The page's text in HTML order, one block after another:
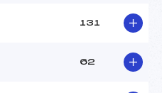
131
62